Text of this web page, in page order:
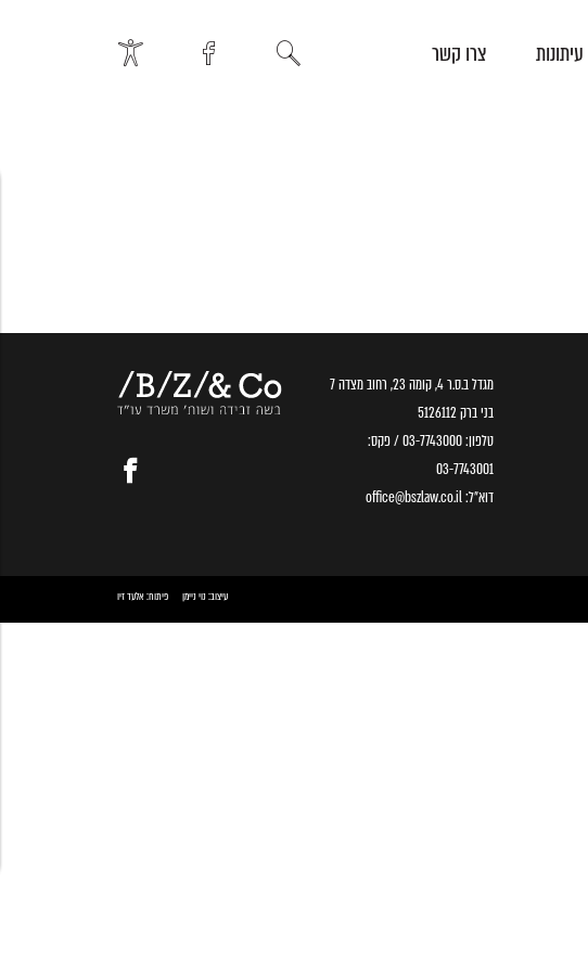
עיתונות צרו קשר
מגדל ב.ס.ר 4, קומה 23, רחוב מצדה 7
בני ברק 5126112
טלפון:03-7743000/ פקס:
03-7743001
דוא״ל:office@bszlaw.co.il
עיצוב:נוי ניימן פיתוח:אלעד זיו